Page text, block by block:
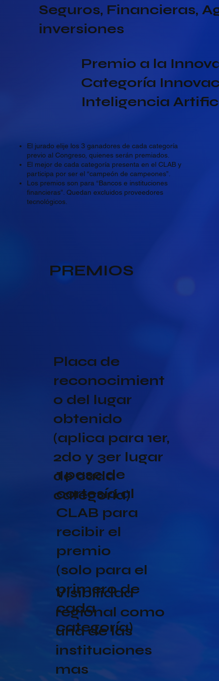
Seguros, Financieras,
inversiones
Premio a la
Categoría
Inteligencia
El jurado elije los 3 ganadores de cada categoría
previo al Congreso, quienes serán premiados.
El mejor de cada categoría presenta en el CLAB y
participa por ser el “campeón de campeones”.
Los premios son para “Bancos e instituciones
financieras”. Quedan excluidos proveedores
tecnológicos.
PREMIOS
Placa de
reconocimient
o del lugar
obtenido
(aplica para 1er,
2do y 3er lugar
de cada
categoría)
1 pase de
cortesía al
CLAB para
recibir el
premio
(solo para el
primero de
cada
categoría)
Visibilidad
regional como
una de las
instituciones
mas